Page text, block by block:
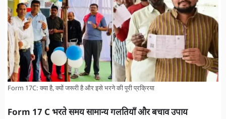
Form 17C: क्या है, क्यों जरूरी है और इसे भरने की पूरी प्रक्रिया
Form 17 C भरते समय सामान्य गलतियाँ और बचाव उपाय